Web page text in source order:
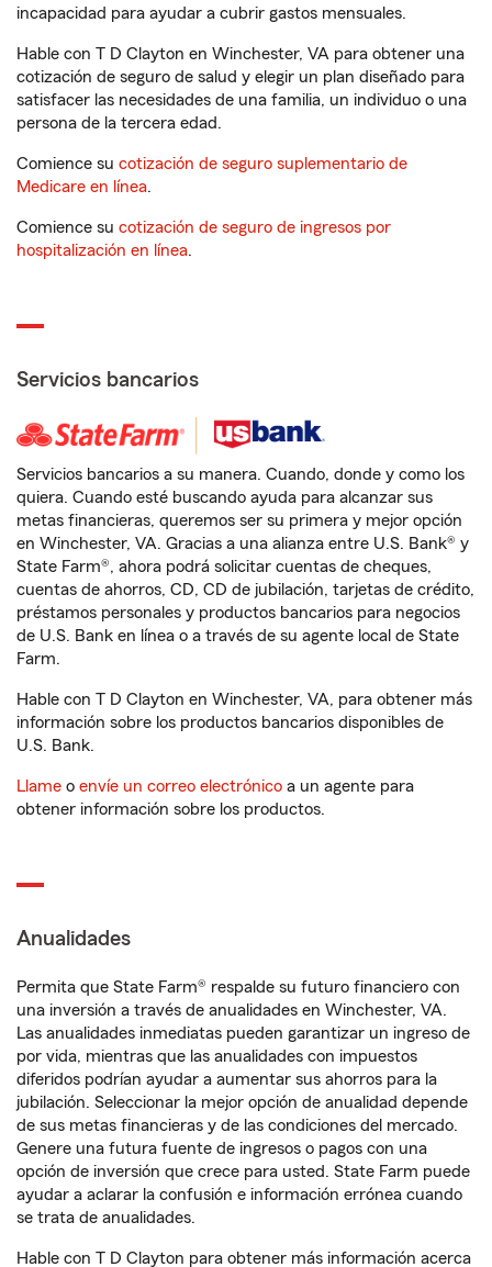
incapacidad para ayudar a cubrir gastos mensuales.
Hable con T D Clayton en Winchester, VA para obtener una
cotización de seguro de salud y elegir un plan diseñado para
satisfacer las necesidades de una familia, un individuo o una
persona de la tercera edad.
Comience su cotización de seguro suplementario de
Medicare en línea.
Comience su cotización de seguro de ingresos por
hospitalización en línea.
Servicios bancarios
Servicios bancarios a su manera. Cuando, donde y como los
quiera. Cuando esté buscando ayuda para alcanzar sus
metas financieras, queremos ser su primera y mejor opción
en Winchester, VA. Gracias a una alianza entre U.S. Bank® y
State Farm®, ahora podrá solicitar cuentas de cheques,
cuentas de ahorros, CD, CD de jubilación, tarjetas de crédito,
préstamos personales y productos bancarios para negocios
de U.S. Bank en línea o a través de su agente local de State
Farm.
Hable con T D Clayton en Winchester, VA, para obtener más
información sobre los productos bancarios disponibles de
U.S. Bank.
Llame o envíe un correo electrónico a un agente para
obtener información sobre los productos.
Anualidades
Permita que State Farm® respalde su futuro financiero con
una inversión a través de anualidades en Winchester, VA.
Las anualidades inmediatas pueden garantizar un ingreso de
por vida, mientras que las anualidades con impuestos
diferidos podrían ayudar a aumentar sus ahorros para la
jubilación. Seleccionar la mejor opción de anualidad depende
de sus metas financieras y de las condiciones del mercado.
Genere una futura fuente de ingresos o pagos con una
opción de inversión que crece para usted. State Farm puede
ayudar a aclarar la confusión e información errónea cuando
se trata de anualidades.
Hable con T D Clayton para obtener más información acerca